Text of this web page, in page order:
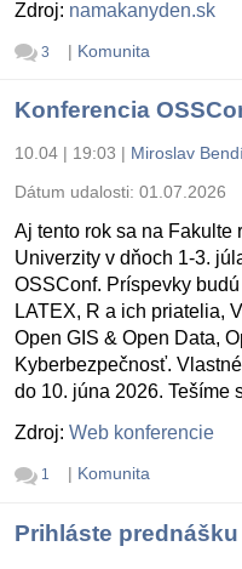
Zdroj: namakanyden.sk
3 | Komunita
Konferencia
10.04 | 19:03 | Miroslav
Dátum udalosti: 01.07.2026
Aj tento rok sa na Fakulte
Univerzity v dňoch 1-3.
OSSConf. Príspevky
LATEX, R a ich priatelia,
Open GIS & Open Data,
Kyberbezpečnosť.
do 10. júna 2026. Tešíme
Zdroj: Web konferencie
1 | Komunita
Prihláste